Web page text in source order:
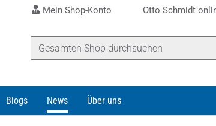
Mein Shop-Konto Otto Schmidt
Blogs News Über uns